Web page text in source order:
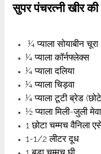
सुपर पंचरत्नी खीर की
¼ प्याला सोयाबीन चूरा
¼ प्याला कॉर्नफ्लेक्स
¼ प्याला दलिया
¼ प्याला चिड़वा
¼ प्याला टूटी ब्रेड
½ प्याला मिली-जुली
1 छोटा चम्मच वैनिला
1-1/2 लीटर दूध